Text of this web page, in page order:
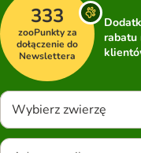
333
zooPunkty za
dołączenie do
Newslettera
rabatu
Wybierz zwierzę